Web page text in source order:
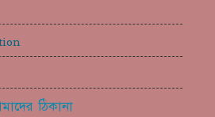
ঠিকানা